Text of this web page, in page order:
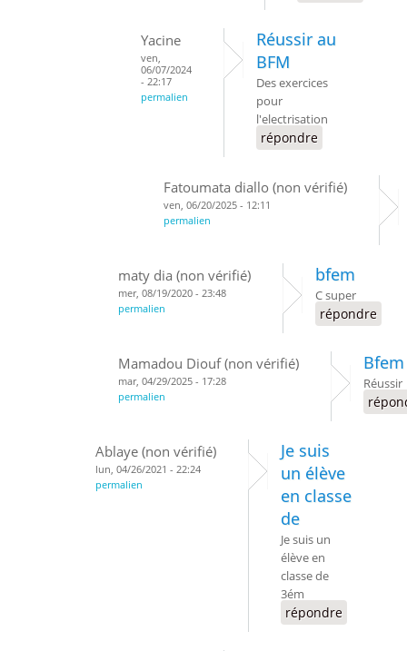
Yacine
ven,
06/07/2024
- 22:17
permalien
Réussir au
BFM
Des exercices
pour
l'electrisation
répondre
Fatoumata diallo (non vérifié)
ven, 06/20/2025 - 12:11
permalien
maty dia (non vérifié)
mer, 08/19/2020 - 23:48
permalien
bfem
C super
répondre
Mamadou Diouf (non vérifié)
mar, 04/29/2025 - 17:28
permalien
Bfem
Réussir
Ablaye (non vérifié)
lun, 04/26/2021 - 22:24
permalien
Je suis
un élève
en classe
de
Je suis un
élève en
classe de
3ém
répondre